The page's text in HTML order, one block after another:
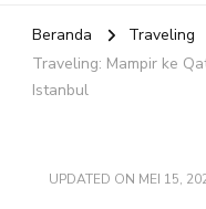
Beranda
Traveling
Traveling: Mampir ke
Istanbul
UPDATED ON MEI 15,